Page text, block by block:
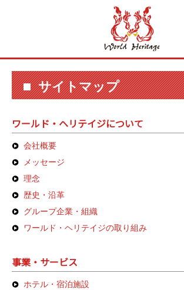
サイトマップ
ワールド・ヘリテイジについて
会社概要
メッセージ
理念
歴史・沿革
グループ企業・組織
ワールド・ヘリテイジの取り組み
事業・サービス
ホテル・宿泊施設